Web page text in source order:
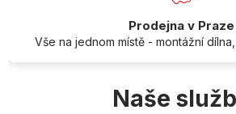
Prodejna v Praze
Vše na jednom místě - montážní
Naše